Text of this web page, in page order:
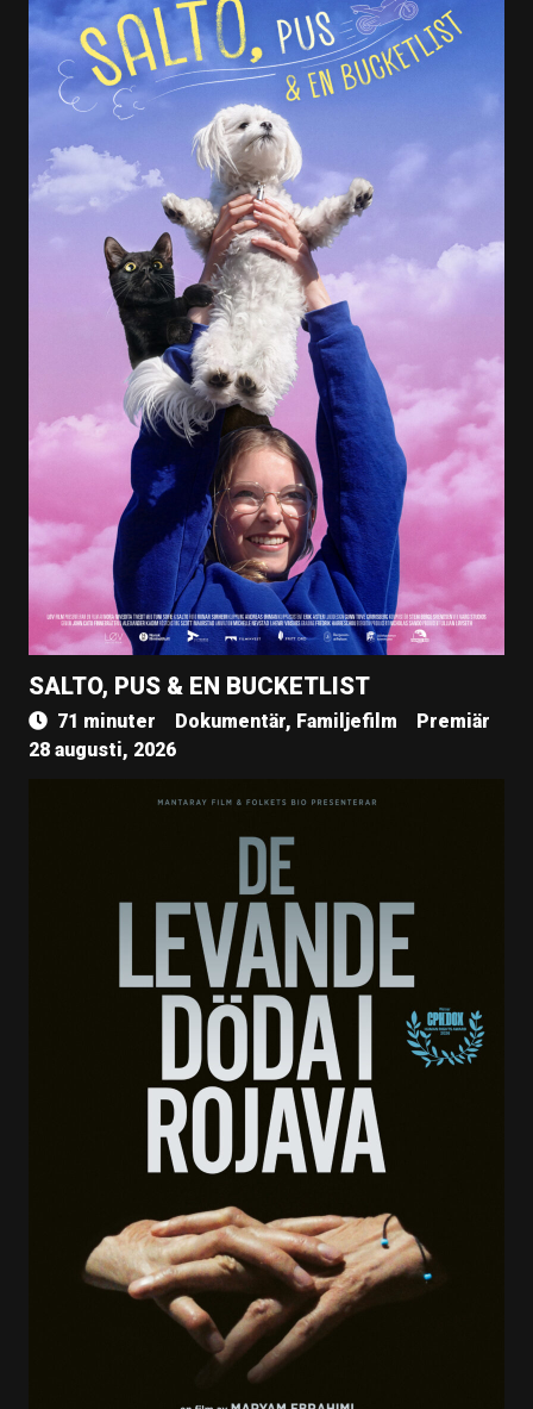
SALTO, PUS & EN BUCKETLIST
71 minuter Dokumentär, Familjefilm
Premiär
28 augusti, 2026